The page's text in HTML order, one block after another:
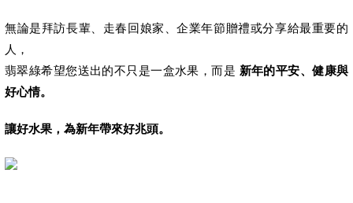
無論是拜訪長輩、走春回娘家、企業年節贈禮或分享給最重要的
人，
翡翠綠希望您送出的不只是一盒水果，而是 新年的平安、健康與
好心情。
讓好水果，為新年帶來好兆頭。